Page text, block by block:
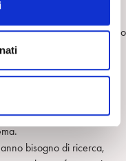
mentale soltanto attraverso
nei momenti di
lucidità.
sul serio della
una quota di denaro,
bisogno di ricerca,